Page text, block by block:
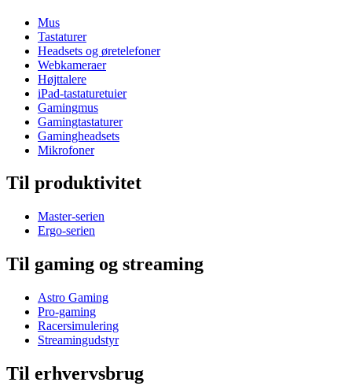
Mus
Tastaturer
Headsets og øretelefoner
Webkameraer
Højttalere
iPad-tastaturetuier
Gamingmus
Gamingtastaturer
Gamingheadsets
Mikrofoner
Til produktivitet
Master-serien
Ergo-serien
Til gaming og streaming
Astro Gaming
Pro-gaming
Racersimulering
Streamingudstyr
Til erhvervsbrug